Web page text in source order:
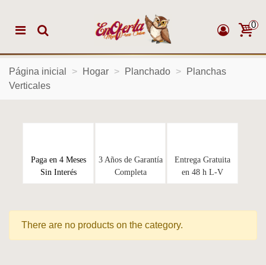
0
Página inicial > Hogar > Planchado >
Planchas
Verticales
Paga en 4 Meses
Sin Interés
3 Años de Garantía
Completa
Entrega Gratuita
en 48 h L-V
There are no products on the category.